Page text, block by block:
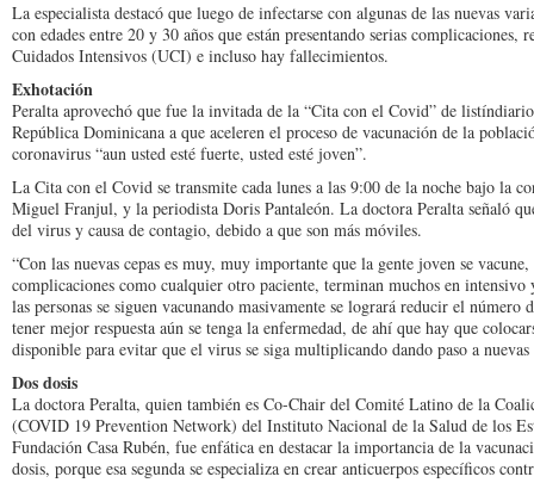
La especialista destacó que luego de infectarse con algunas de las nuevas
con edades entre 20 y 30 años que están presentando serias complicaciones,
Cuidados Intensivos (UCI) e incluso hay fallecimientos.
Exhotación
Peralta aprovechó que fue la invitada de la “Cita con el Covid” de
República Dominicana a que aceleren el proceso de vacunación de la
coronavirus “aun usted esté fuerte, usted esté joven”.
La Cita con el Covid se transmite cada lunes a las 9:00 de la noche bajo la
Miguel Franjul, y la periodista Doris Pantaleón. La doctora Peralta señaló
del virus y causa de contagio, debido a que son más móviles.
“Con las nuevas cepas es muy, muy importante que la gente joven se
complicaciones como cualquier otro paciente, terminan muchos en
las personas se siguen vacunando masivamente se logrará reducir el número
tener mejor respuesta aún se tenga la enfermedad, de ahí que hay que
disponible para evitar que el virus se siga multiplicando dando paso a nuevas
Dos dosis
La doctora Peralta, quien también es Co-Chair del Comité Latino de la
(COVID 19 Prevention Network) del Instituto Nacional de la Salud de los
Fundación Casa Rubén, fue enfática en destacar la importancia de la
dosis, porque esa segunda se especializa en crear anticuerpos específicos